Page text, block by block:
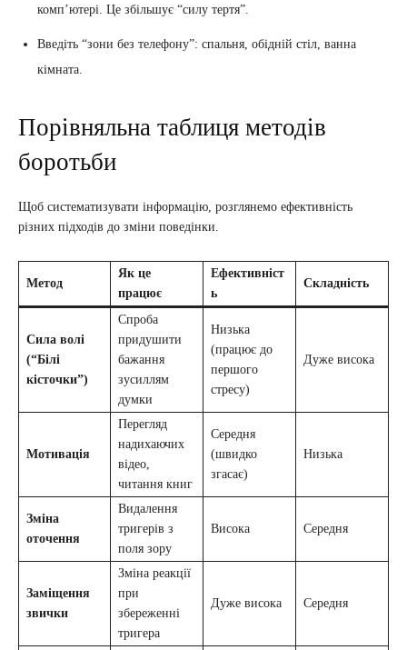
комп’ютері. Це збільшує “силу тертя”.
Введіть “зони без телефону”: спальня, обідній стіл, ванна
кімната.
Порівняльна таблиця методів
боротьби
Щоб систематизувати інформацію, розглянемо ефективність
різних підходів до зміни поведінки.
Метод
Як це
працює
Ефективніст
ь
Складність
Сила волі
(“Білі
кісточки”)
Спроба
придушити
бажання
зусиллям
думки
Низька
(працює до
першого
стресу)
Дуже висока
Мотивація
Перегляд
надихаючих
відео,
читання книг
Середня
(швидко
згасає)
Низька
Зміна
оточення
Видалення
тригерів з
поля зору
Висока Середня
Заміщення
звички
Зміна реакції
при
збереженні
тригера
Дуже висока Середня